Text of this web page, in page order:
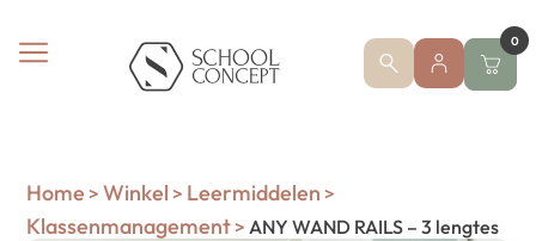
0
Home > Winkel > Leermiddelen >
Klassenmanagement> ANY WAND RAILS – 3 lengtes